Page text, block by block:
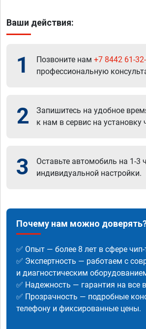
Ваши действия:
1 Позвоните нам +7 8442 61-
профессиональную
2
Запишитесь на удобное
к нам в сервис на установку
3
Оставьте автомобиль на 1-3
индивидуальной настройки.
Почему нам можно
✅ Опыт — более 8 лет в сфере
✅ Экспертность — работаем с
и диагностическим
✅ Надежность — гарантия на все
✅ Прозрачность — подробные
телефону и фиксированные цены.